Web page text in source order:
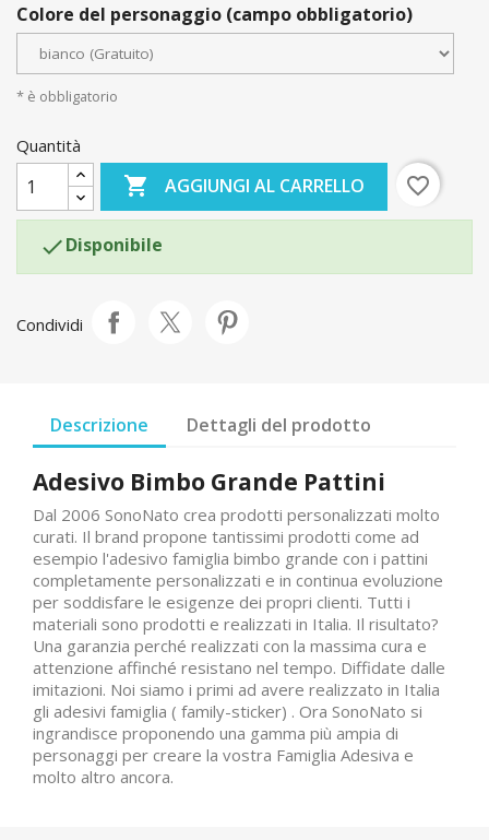
Colore del personaggio (campo obbligatorio)
* è obbligatorio
Quantità
 AGGIUNGI AL CARRELLO favorite_border
Disponibile
Condividi
Descrizione Dettagli del prodotto
Adesivo Bimbo Grande Pattini
Dal 2006 SonoNato crea prodotti personalizzati molto
curati. Il brand propone tantissimi prodotti come ad
esempio l'adesivo famiglia bimbo grande con i pattini
completamente personalizzati e in continua evoluzione
per soddisfare le esigenze dei propri clienti. Tutti i
materiali sono prodotti e realizzati in Italia. Il risultato?
Una garanzia perché realizzati con la massima cura e
attenzione affinché resistano nel tempo. Diffidate dalle
imitazioni. Noi siamo i primi ad avere realizzato in Italia
gli adesivi famiglia ( family-sticker) . Ora SonoNato si
ingrandisce proponendo una gamma più ampia di
personaggi per creare la vostra Famiglia Adesiva e
molto altro ancora.